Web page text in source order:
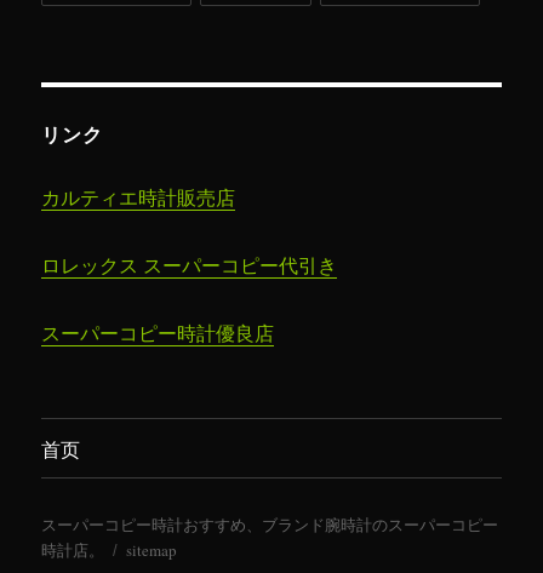
リンク
カルティエ時計販売店
ロレックス スーパーコピー代引き
スーパーコピー時計​優良店
首页
スーパーコピー時計おすすめ、ブランド腕時計のスーパーコピー
時計店。
sitemap